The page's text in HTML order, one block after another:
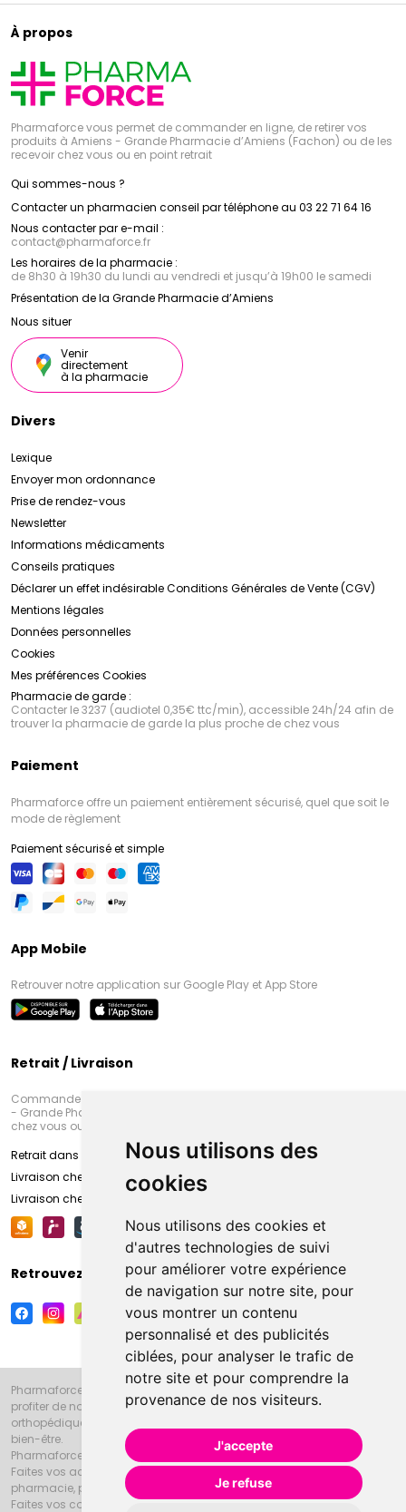
Nous utilisons des
cookies
Nous utilisons des cookies et
d'autres technologies de suivi
pour améliorer votre expérience
de navigation sur notre site, pour
vous montrer un contenu
personnalisé et des publicités
ciblées, pour analyser le trafic de
notre site et pour comprendre la
provenance de nos visiteurs.
J'accepte
Je refuse
À propos
Pharmaforce vous permet de commander en ligne, de retirer vos
produits à Amiens - Grande Pharmacie d’Amiens (Fachon) ou de les
recevoir chez vous ou en point retrait
Qui sommes-nous ?
Contacter un pharmacien conseil par téléphone au 03 22 71 64 16
Nous contacter par e-mail :
contact@pharmaforce.fr
Les horaires de la pharmacie :
de 8h30 à 19h30 du lundi au vendredi et jusqu’à 19h00 le samedi
Présentation de la Grande Pharmacie d’Amiens
Nous situer
Venir
directement
à la pharmacie
Divers
Lexique
Envoyer mon ordonnance
Prise de rendez-vous
Newsletter
Informations médicaments
Conseils pratiques
Déclarer un effet indésirableConditions Générales de Vente (CGV)
Mentions légales
Données personnelles
Cookies
Mes préférences Cookies
Pharmacie de garde :
Contacter le 3237 (audiotel 0,35€ ttc/min), accessible 24h/24 afin de
trouver la pharmacie de garde la plus proche de chez vous
Paiement
Pharmaforce offre un paiement entièrement sécurisé, quel que soit le
mode de règlement
Paiement sécurisé et simple
App Mobile
Retrouver notre application sur Google Play et App Store
Retrait / Livraison
Commandez en ligne et venez chercher votre commande à Amiens
- Grande Pharmacie d’Amiens (Fachon) ou recevez-là rapidement
chez vous ou en point retrait
Retrait dans la pharmacie d’Amiens
Livraison chez vous
Livraison chez votre commerçant
Retrouvez-nous sur vos réseaux sociaux
Pharmaforce.fr et la Grande Pharmacie d’Amiens vous souhaitent de
profiter de notre accueil, de nos conseils pharmaceutiques,
orthopédiques, homéopathiques, parapharmaceutiques, beauté et
bien-être.
Pharmaforce.fr est le site internet de la Grande Pharmacie d’Amiens.
Faites vos achats en ligne grâce à un choix de 20000 références en
pharmacie, parapharmacie, diététique et animaux (vétérinaire).
Faites vos courses de pharmacie et parapharmacie en ligne et venez